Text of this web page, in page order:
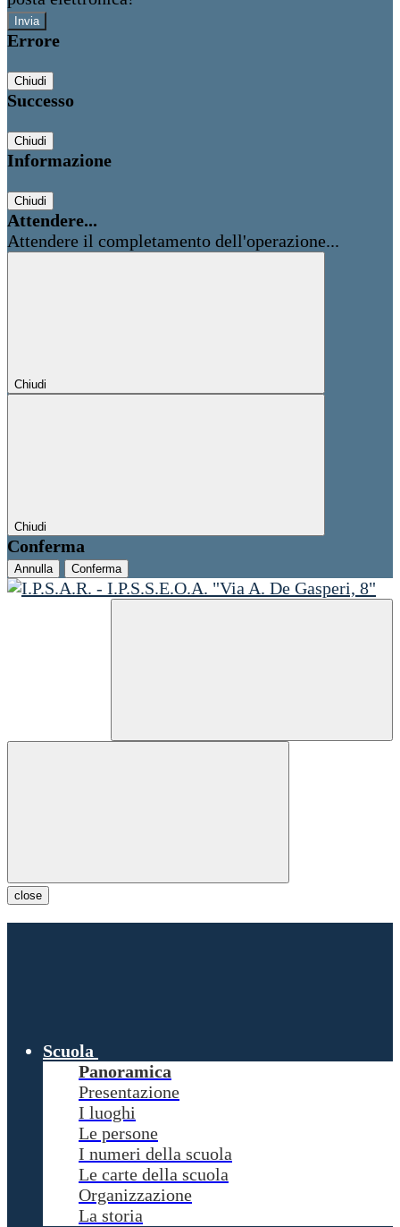
Errore
Chiudi
Successo
Chiudi
Informazione
Chiudi
Attendere...
Attendere il completamento dell'operazione...
Chiudi
Chiudi
Conferma
Annulla Conferma
close
Scuola
Panoramica
Presentazione
I luoghi
Le persone
I numeri della scuola
Le carte della scuola
Organizzazione
La storia